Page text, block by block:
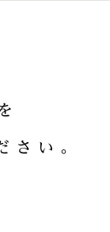
を
さ い 。